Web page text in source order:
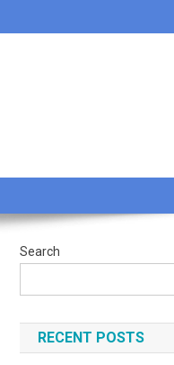
Search
RECENT POSTS